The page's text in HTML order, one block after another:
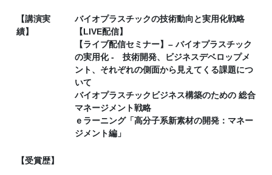
【講演実
績】
バイオプラスチックの技術動向と実用化戦略
【LIVE配信】
【ライブ配信セミナー】– バイオプラスチック
の実用化 - 技術開発、ビジネスデベロップメ
ント、それぞれの側面から見えてくる課題につ
いて
バイオプラスチックビジネス構築のための 総合
マネージメント戦略
ｅラーニング「高分子系新素材の開発：マネー
ジメント編」
【受賞歴】